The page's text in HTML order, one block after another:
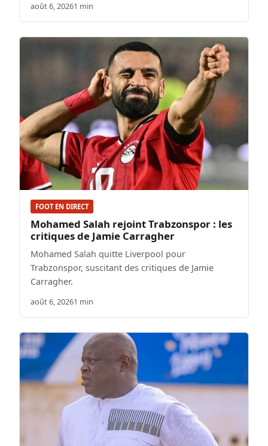
août 6, 20261 min
FOOT EN DIRECT
Mohamed Salah rejoint Trabzonspor : les
critiques de Jamie Carragher
Mohamed Salah quitte Liverpool pour
Trabzonspor, suscitant des critiques de Jamie
Carragher.
août 6, 20261 min